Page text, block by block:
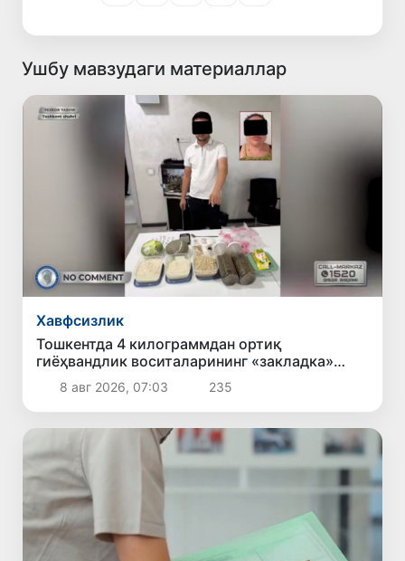
Ушбу мавзудаги материаллар
Хавфсизлик
Тошкентда 4 килограммдан ортиқ
гиёҳвандлик воситаларининг «закладка»
усулида тарқатилишига чек қўйилди
8 авг 2026, 07:03 235